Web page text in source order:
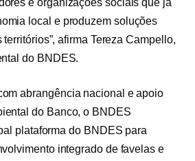
local e produzem soluções
afirma Tereza Campello,
do BNDES.
abrangência nacional e apoio
do Banco, o BNDES
plataforma do BNDES para
integrado de favelas e